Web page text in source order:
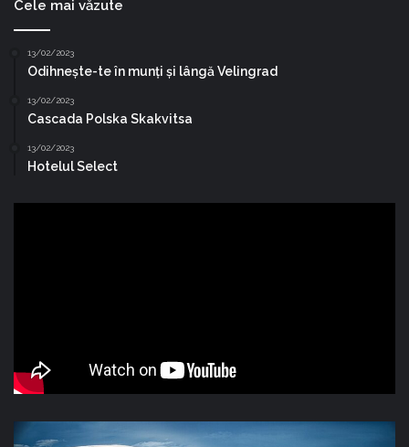
Cele mai văzute
13/02/2023
Odihnește-te în munți și lângă Velingrad
13/02/2023
Cascada Polska Skakvitsa
13/02/2023
Hotelul Select